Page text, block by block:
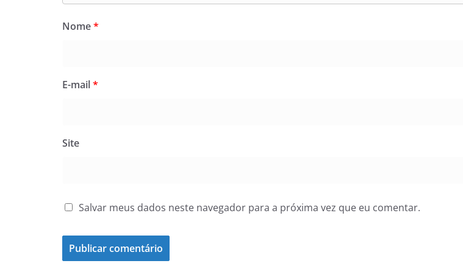
Nome*
E-mail*
Site
Salvar meus dados neste navegador para a próxima vez que eu comentar.